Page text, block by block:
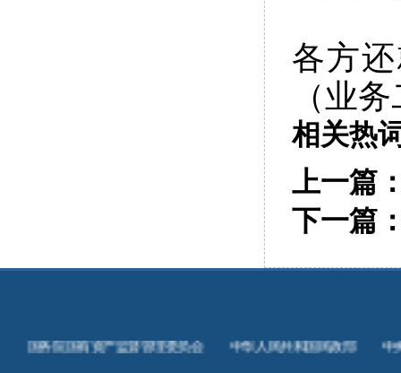
各方
（业
相关热
上一篇
下一篇
国务院国有资产监督管理委员会 中华人民共和国民政部 中